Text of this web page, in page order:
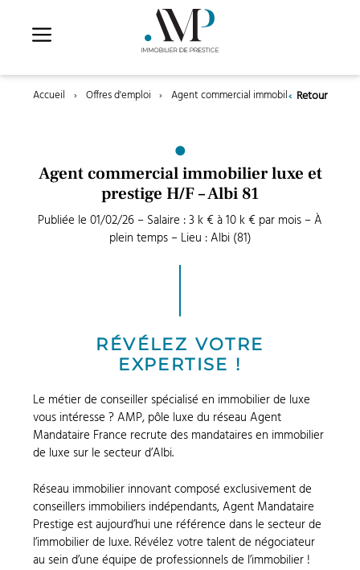
contenu
Accueil › Offres d'emploi › Agent commercial immobilier luxe et
‹ Retour
Agent commercial immobilier luxe et
prestige H/F – Albi 81
Publiée le 01/02/26 – Salaire : 3 k € à 10 k € par mois – À
plein temps – Lieu : Albi (81)
RÉVÉLEZ VOTRE
EXPERTISE !
Le métier de conseiller spécialisé en immobilier de luxe
vous intéresse ? AMP, pôle luxe du réseau Agent
Mandataire France recrute des mandataires en immobilier
de luxe sur le secteur d’Albi.
Réseau immobilier innovant composé exclusivement de
conseillers immobiliers indépendants, Agent Mandataire
Prestige est aujourd’hui une référence dans le secteur de
l’immobilier de luxe. Révélez votre talent de négociateur
au sein d’une équipe de professionnels de l’immobilier !